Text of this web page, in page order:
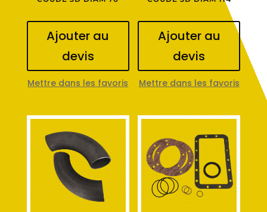
Ajouter au
devis
Mettre dans les favoris
Ajouter au
devis
Mettre dans les favoris